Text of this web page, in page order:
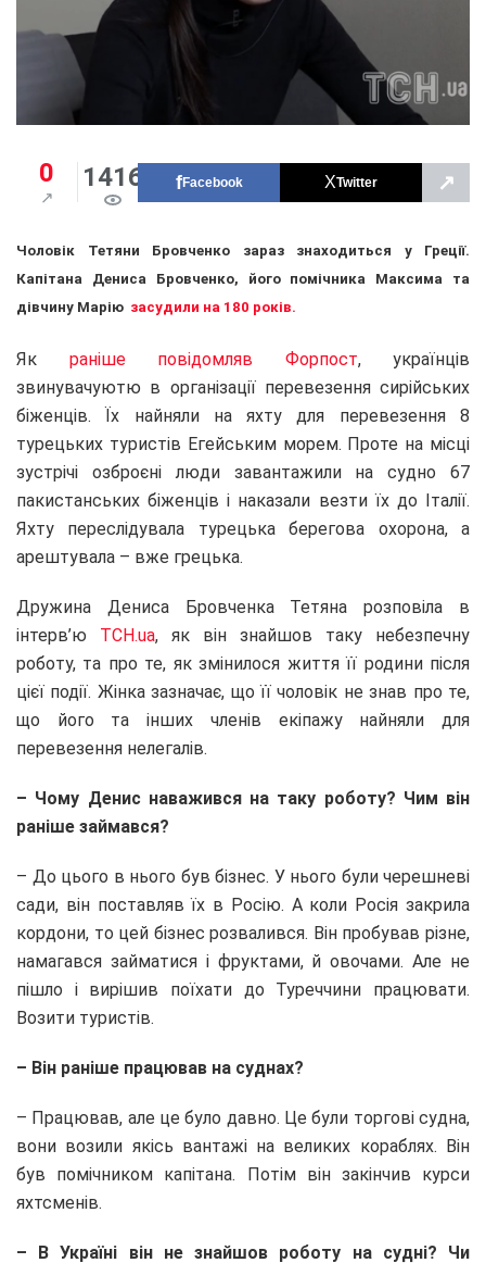
0 1416 Facebook Twitter ↗
Чоловік Тетяни Бровченко зараз знаходиться у Греції.
Капітана Дениса Бровченко, його помічника Максима та
дівчину Марію засудили на 180 років.
Як раніше повідомляв Форпост, українців
звинувачуютю в організації перевезення сирійських
біженців. Їх найняли на яхту для перевезення 8
турецьких туристів Егейським морем. Проте на місці
зустрічі озброєні люди завантажили на судно 67
пакистанських біженців і наказали везти їх до Італії.
Яхту переслідувала турецька берегова охорона, а
арештувала – вже грецька.
Дружина Дениса Бровченка Тетяна розповіла в
інтерв’ю ТСН.ua, як він знайшов таку небезпечну
роботу, та про те, як змінилося життя її родини після
цієї події. Жінка зазначає, що її чоловік не знав про те,
що його та інших членів екіпажу найняли для
перевезення нелегалів.
– Чому Денис наважився на таку роботу? Чим він
раніше займався?
– До цього в нього був бізнес. У нього були черешневі
сади, він поставляв їх в Росію. А коли Росія закрила
кордони, то цей бізнес розвалився. Він пробував різне,
намагався займатися і фруктами, й овочами. Але не
пішло і вирішив поїхати до Туреччини працювати.
Возити туристів.
– Він раніше працював на суднах?
– Працював, але це було давно. Це були торгові судна,
вони возили якісь вантажі на великих кораблях. Він
був помічником капітана. Потім він закінчив курси
яхтсменів.
– В Україні він не знайшов роботу на судні? Чи